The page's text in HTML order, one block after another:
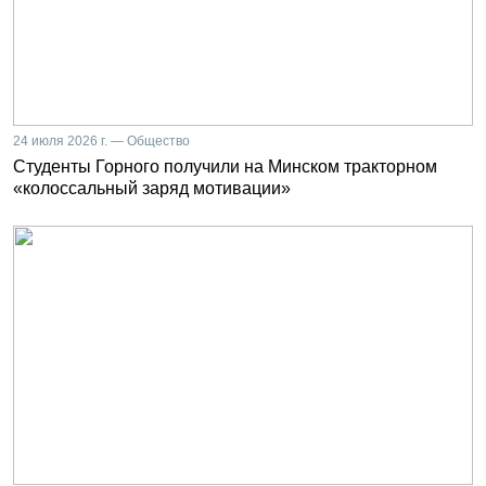
24 июля 2026 г. — Общество
Студенты Горного получили на Минском тракторном
«колоссальный заряд мотивации»